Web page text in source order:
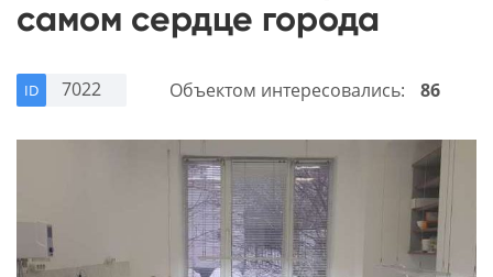
самом сердце города
ID 7022 Объектом интересовались: 86